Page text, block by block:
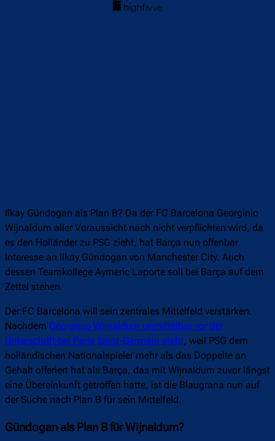
Ilkay Gündogan als Plan B? Da der FC Barcelona Georginio
Wijnaldum aller Voraussicht nach nicht verpflichten wird, da
es den Holländer zu PSG zieht, hat Barça nun offenbar
Interesse an Ilkay Gündogan von Manchester City. Auch
dessen Teamkollege Aymeric Laporte soll bei Barça auf dem
Zettel stehen.
Der FC Barcelona will sein zentrales Mittelfeld verstärken.
Nachdem Georginio Wijnaldum unmittelbar vor der
Unterschrift bei Paris Saint-Germain steht, weil PSG dem
holländischen Nationalspieler mehr als das Doppelte an
Gehalt offeriert hat als Barça, das mit Wijnaldum zuvor längst
eine Übereinkunft getroffen hatte, ist die Blaugrana nun auf
der Suche nach Plan B für sein Mittelfeld.
Gündogan als Plan B für Wijnaldum?